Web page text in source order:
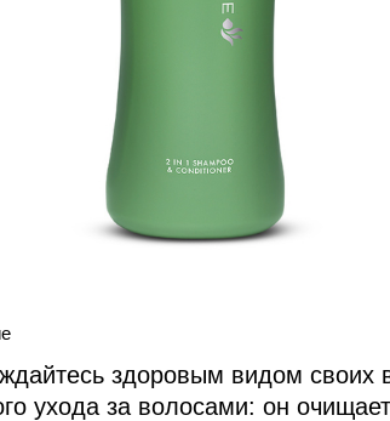
здоровым видом своих
ухода за волосами: он